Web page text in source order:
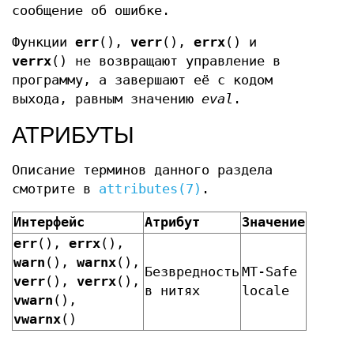
сообщение об ошибке.
Функции err(), verr(), errx() и
verrx() не возвращают управление в
программу, а завершают её с кодом
выхода, равным значению eval .
АТРИБУТЫ
Описание терминов данного раздела
смотрите в attributes(7) .
Интерфейс Атрибут
Значение
err(), errx(),
warn (), warnx(),
verr(), verrx(),
vwarn (),
vwarnx()
Безвредность
в нитях
MT-Safe
locale